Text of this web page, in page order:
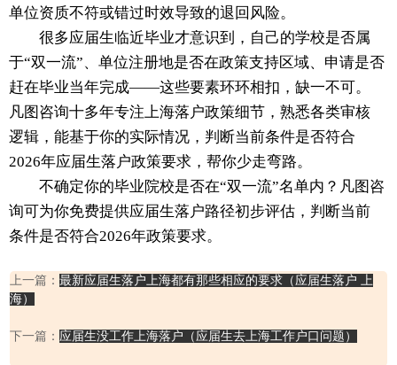
单位资质不符或错过时效导致的退回风险。
很多应届生临近毕业才意识到，自己的学校是否属
于“双一流”、单位注册地是否在政策支持区域、申请是否
赶在毕业当年完成——这些要素环环相扣，缺一不可。
凡图咨询十多年专注上海落户政策细节，熟悉各类审核
逻辑，能基于你的实际情况，判断当前条件是否符合
2026年应届生落户政策要求，帮你少走弯路。
不确定你的毕业院校是否在“双一流”名单内？凡图咨
询可为你免费提供应届生落户路径初步评估，判断当前
条件是否符合2026年政策要求。
上一篇： 最新应届生落户上海都有那些相应的要求（应届生落户 上
海）
下一篇： 应届生没工作上海落户（应届生去上海工作户口问题）